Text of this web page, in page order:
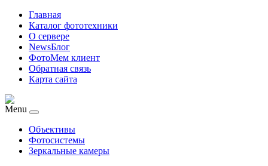
Главная
Каталог фототехники
О сервере
NewsБлог
ФотоМем клиент
Обратная связь
Карта сайта
Menu
Объективы
Фотосистемы
Зеркальные камеры